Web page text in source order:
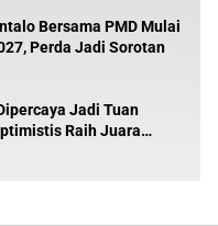
Bersama PMD Mulai
Perda Jadi Sorotan
Jadi Tuan
Raih Juara